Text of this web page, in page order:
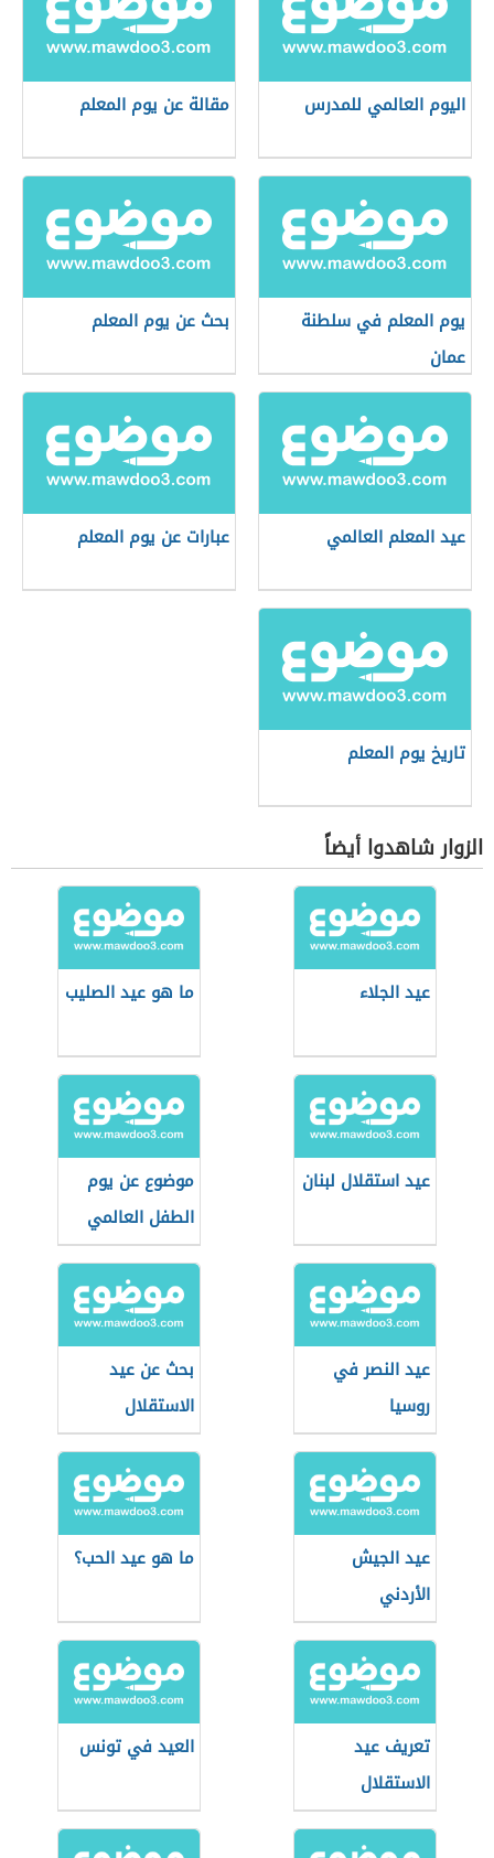
اليوم العالمي للمدرس مقالة عن يوم المعلم
يوم المعلم في سلطنة
عمان
بحث عن يوم المعلم
عيد المعلم العالمي عبارات عن يوم المعلم
تاريخ يوم المعلم
الزوار شاهدوا أيضاً
عيد الجلاء ما هو عيد الصليب
عيد استقلال لبنان
موضوع عن يوم
الطفل العالمي
عيد النصر في
روسيا
بحث عن عيد
الاستقلال
عيد الجيش
الأردني
ما هو عيد الحب؟
تعريف عيد
الاستقلال
العيد في تونس